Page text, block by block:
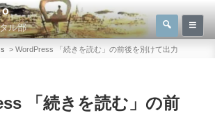
ル部
検
検
索
> WordPress 「続きを読む」の前後を別けて出力
「続きを読む」の前